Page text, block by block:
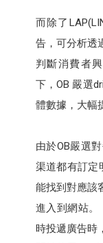
而除了
告，可分析透
判斷消費者
下，OB 嚴選
體數據，大幅
由於OB嚴選
渠道都有訂定
能找到對應該
進入到網站。
時投遞廣告時